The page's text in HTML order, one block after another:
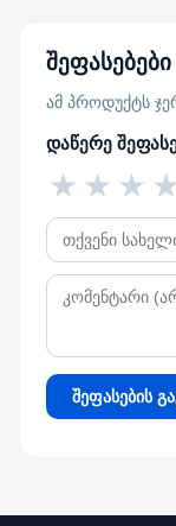
შეფასებები
ამ პროდუქტს
დაწერე
★
★
★
★
შეფასების